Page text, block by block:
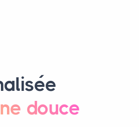
douce